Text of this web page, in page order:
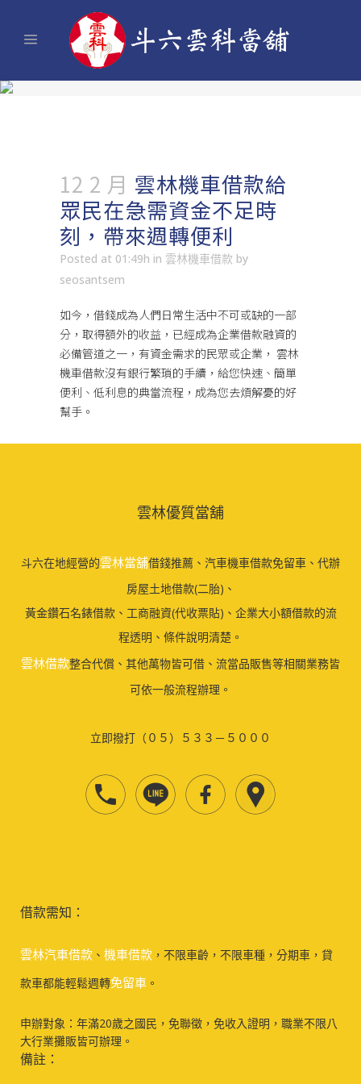
12 2 月 雲林機車借款給
眾民在急需資金不足時
刻，帶來週轉便利
Posted at 01:49h in 雲林機車借款 by
seosantsem
如今，借錢成為人們日常生活中不可或缺的一部
分，取得額外的收益，已經成為企業借款融資的
必備管道之一，有資金需求的民眾或企業， 雲林
機車借款沒有銀行繁瑣的手續，給您快速、簡單
便利、低利息的典當流程，成為您去煩解憂的好
幫手。
雲林優質當舖
斗六在地經營的雲林當舖借錢推薦、汽車機車借款免留車、代辦
房屋土地借款(二胎)、
黃金鑽石名錶借款、工商融資(代收票貼)、企業大小額借款的流
程透明、條件說明清楚。
雲林借款整合代償、其他萬物皆可借、流當品販售等相關業務皆
可依一般流程辦理。
立即撥打（０５）５３３－５０００
借款需知：
雲林汽車借款 、 機車借款 ，不限車齡，不限車種，分期車，貸
款車都能輕鬆週轉免留車 。
申辦對象：年滿20歲之國民，免聯徵，免收入證明，職業不限八
大行業攤販皆可辦理。
備註：